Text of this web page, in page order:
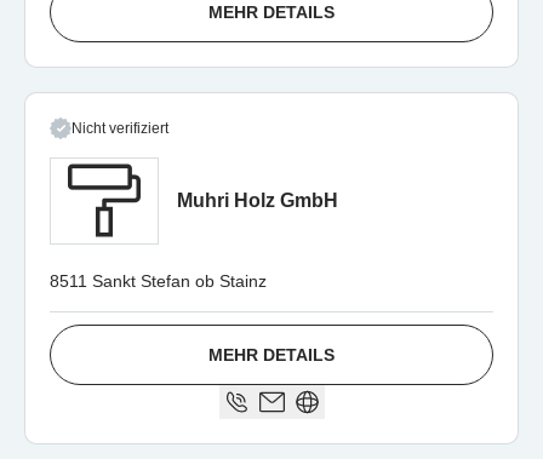
MEHR DETAILS
Nicht verifiziert
Muhri Holz GmbH
8511 Sankt Stefan ob Stainz
MEHR DETAILS